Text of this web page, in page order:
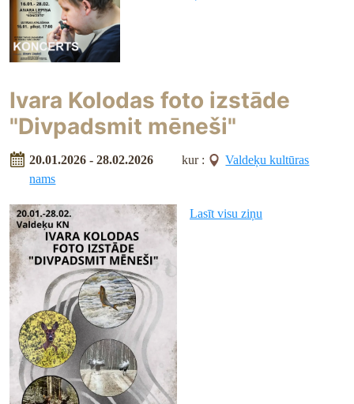
Ivara Kolodas foto izstāde
"Divpadsmit mēneši"
20.01.2026 - 28.02.2026 kur :
Valdeķu kultūras
nams
Lasīt visu ziņu